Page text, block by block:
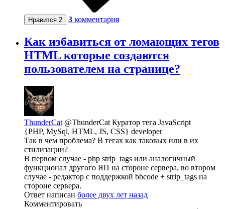
Нравится 2 3 комментария
Как избавиться от ломающих тегов
HTML которые создаются
пользователем на странице?
ThunderCat @ThunderCat Куратор тега JavaScript
{PHP, MySql, HTML, JS, CSS} developer
Так в чем проблема? В тегах как таковых или в их
стилизации?
В первом случае - php strip_tags или аналогичный
функционал другого ЯП на стороне сервера, во втором
случае - редактор с поддержкой bbcode + strip_tags на
стороне сервера.
Ответ написан более двух лет назад
Комментировать